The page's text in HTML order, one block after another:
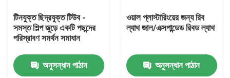
টিনযুক্ত ছিদ্রযুক্ত টিউব -
সমস্ত শিল্প জুড়ে একটি পছন্দের
পরিস্রাবণ সমর্থন সমাধান
অনুসন্ধান পাঠান
ওয়াল প্লাস্টারিংয়ের জন্য রিব
ল্যাথ জাল/এক্সপান্ডেড রিবড ল্যাথ
অনুসন্ধান পাঠান